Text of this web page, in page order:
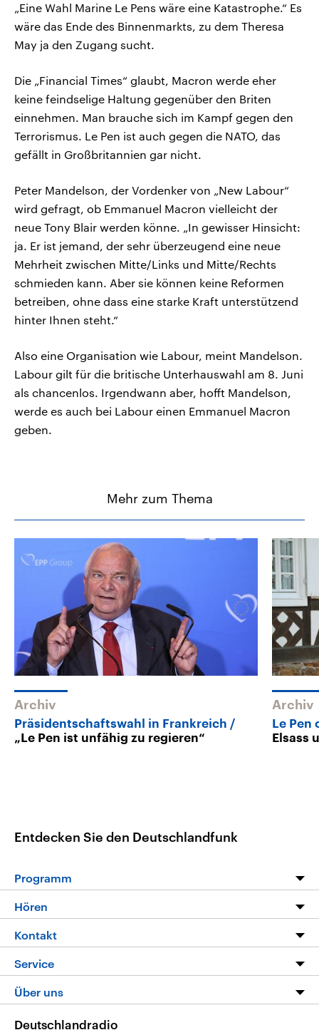
„Eine Wahl Marine Le Pens wäre eine Katastrophe.“ Es
wäre das Ende des Binnenmarkts, zu dem Theresa
May ja den Zugang sucht.
Die „Financial Times“ glaubt, Macron werde eher
keine feindselige Haltung gegenüber den Briten
einnehmen. Man brauche sich im Kampf gegen den
Terrorismus. Le Pen ist auch gegen die NATO, das
gefällt in Großbritannien gar nicht.
Peter Mandelson, der Vordenker von „New Labour“
wird gefragt, ob Emmanuel Macron vielleicht der
neue Tony Blair werden könne. „In gewisser Hinsicht:
ja. Er ist jemand, der sehr überzeugend eine neue
Mehrheit zwischen Mitte/Links und Mitte/Rechts
schmieden kann. Aber sie können keine Reformen
betreiben, ohne dass eine starke Kraft unterstützend
hinter Ihnen steht.“
Also eine Organisation wie Labour, meint Mandelson.
Labour gilt für die britische Unterhauswahl am 8. Juni
als chancenlos. Irgendwann aber, hofft Mandelson,
werde es auch bei Labour einen Emmanuel Macron
geben.
Mehr zum Thema
Archiv
Präsidentschaftswahl in Frankreich
„Le Pen ist unfähig zu regieren“
Archiv
Le Pen
Elsass
Entdecken Sie den Deutschlandfunk
Programm
Programm
Die Nachrichten
Nachrichtenleicht
Neue Beiträge auf dlf.de
Hören
Livestream
Podcasts
Deutschlandfunk App
Nachrichten App
Kontakt
Hörerservice
Service
FAQ
Über uns
Deutschlandradio